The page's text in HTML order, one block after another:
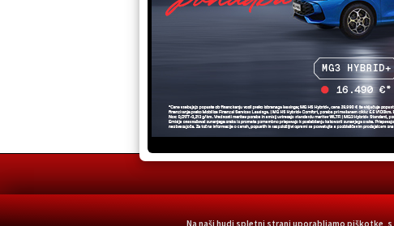
Na naši hudi spletni strani uporabljamo piškotke,